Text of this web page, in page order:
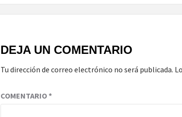
DEJA UN COMENTARIO
Tu dirección de correo electrónico no será publicada.
COMENTARIO*